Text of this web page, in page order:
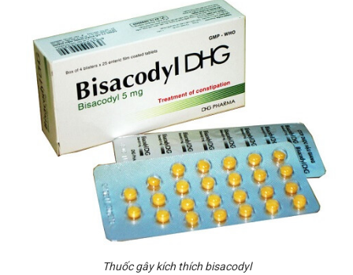
Thuốc gây kích thích bisacodyl